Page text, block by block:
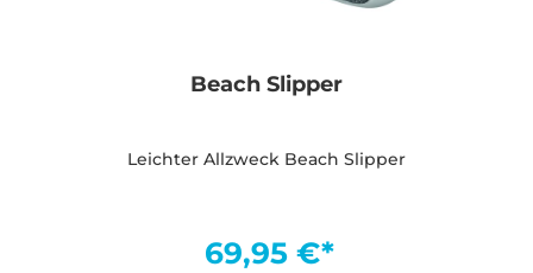
Beach Slipper
Leichter Allzweck Beach Slipper
69,95 €*